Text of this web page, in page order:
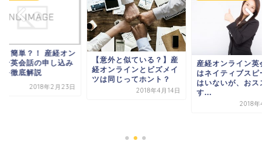
と簡単？！ 産経オン
ン英会話の申し込み
を徹底解説
2018年2月23日
【意外と似ている？】産
経オンラインとビズメイ
ツは同じってホント？
2018年4月14日
産経オンライン英会
はネイティブスピー
はいないが、おスス
す...
2018年4